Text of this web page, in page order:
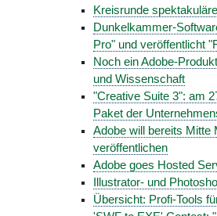
Kreisrunde
Dunkelkammer-
Pro" und veröffentlicht
Noch ein Adobe-
und Wissenschaft
"Creative Suite 3": am
Paket der
Adobe will bereits Mitte
veröffentlichen
Adobe goes Hosted
Illustrator- und
Übersicht: Profi-Tools